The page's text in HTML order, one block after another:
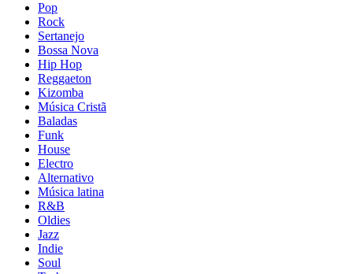
Pop
Rock
Sertanejo
Bossa Nova
Hip Hop
Reggaeton
Kizomba
Música Cristã
Baladas
Funk
House
Electro
Alternativo
Música latina
R&B
Oldies
Jazz
Indie
Soul